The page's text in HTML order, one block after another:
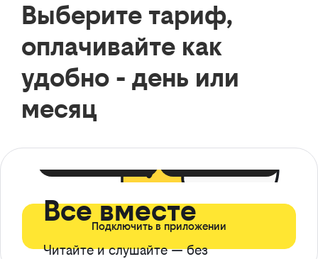
Выберите тариф,
оплачивайте как
удобно - день или
месяц
Все вместе
Читайте и слушайте — без
Подключить в приложении